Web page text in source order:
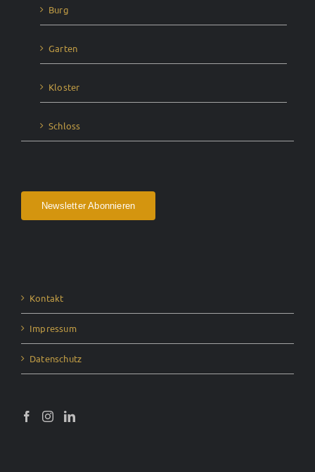
Burg
Garten
Kloster
Schloss
Newsletter Abonnieren
Kontakt
Impressum
Datenschutz